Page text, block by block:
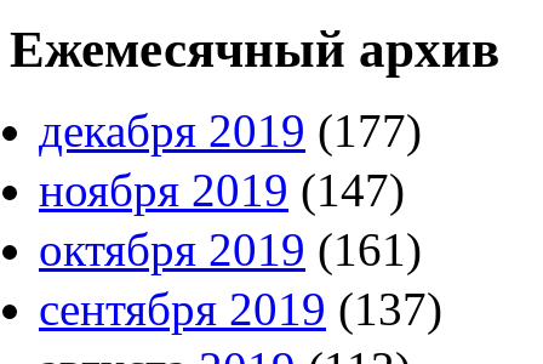
Ежемесячный архив
декабря 2019 (177)
ноября 2019 (147)
октября 2019 (161)
сентября 2019 (137)